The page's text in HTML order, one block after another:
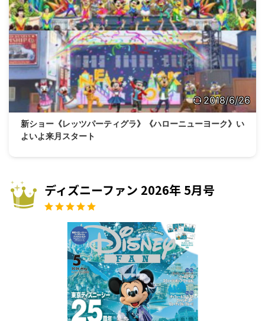
2018/6/26
新ショー《レッツパーティグラ》《ハローニューヨーク》い
よいよ来月スタート
ディズニーファン 2026年 5月号